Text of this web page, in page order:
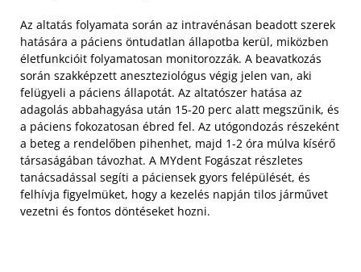
Az altatás folyamata során az intravénásan beadott szerek
hatására a páciens öntudatlan állapotba kerül, miközben
életfunkcióit folyamatosan monitorozzák. A beavatkozás
során szakképzett aneszteziológus végig jelen van, aki
felügyeli a páciens állapotát. Az altatószer hatása az
adagolás abbahagyása után 15-20 perc alatt megszűnik, és
a páciens fokozatosan ébred fel. Az utógondozás részeként
a beteg a rendelőben pihenhet, majd 1-2 óra múlva kísérő
társaságában távozhat. A MYdent Fogászat részletes
tanácsadással segíti a páciensek gyors felépülését, és
felhívja figyelmüket, hogy a kezelés napján tilos járművet
vezetni és fontos döntéseket hozni.